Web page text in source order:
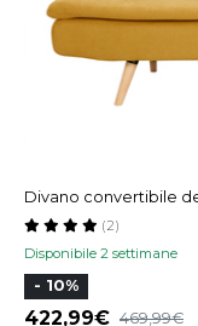
Divano convertibile
Disponibile 2 settimane
(2)
- 10%
422,99 469,99